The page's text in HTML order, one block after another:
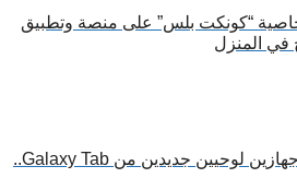
“كونكت بلس” على منصة وتطبيق
في المنزل
سامسونج تعلن عن جهازين لوحيين جديدين من Galaxy Tab..